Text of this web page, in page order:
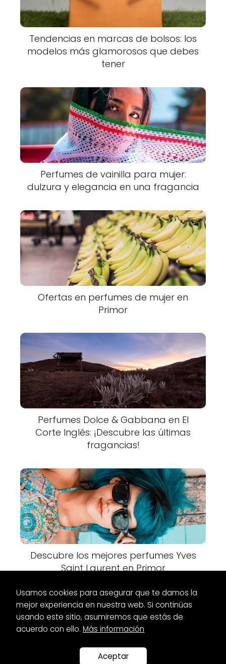
Tendencias en marcas de bolsos: los
modelos más glamorosos que debes
tener
Perfumes de vainilla para mujer:
dulzura y elegancia en una fragancia
Ofertas en perfumes de mujer en
Primor
Perfumes Dolce & Gabbana en El
Corte Inglés: ¡Descubre las últimas
fragancias!
Descubre los mejores perfumes Yves
Saint Laurent en Primor
Zapatos malva de fiesta: ¡El
complemento perfecto para tu look!
Usamos cookies para asegurar que te damos la
mejor experiencia en nuestra web. Si continúas
usando este sitio, asumiremos que estás de
acuerdo con ello. Más información
Aceptar